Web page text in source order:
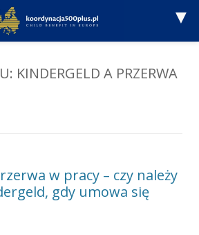
KINDERGELD A PRZERWA
w pracy – czy należy
gdy umowa się